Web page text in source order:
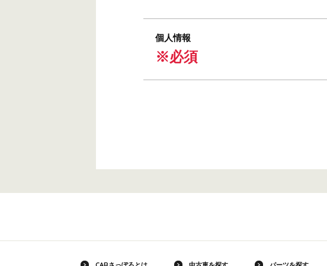
個人情報
※必須